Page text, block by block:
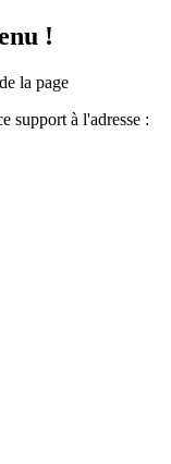
!
la page
support à l'adresse :